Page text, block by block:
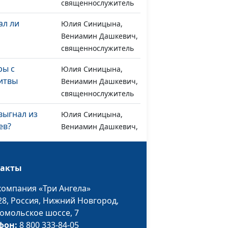
священнослужитель
ли
Юлия Синицына,
Вениамин Дашкевич,
священнослужитель
с
Юлия Синицына,
Вениамин Дашкевич,
священнослужитель
из
Юлия Синицына,
Вениамин Дашкевич,
священнослужитель
от
Юлия Синицына,
Вениамин Дашкевич,
«Три Ангела»
Россия, Нижний Новгород,
шоссе, 7
8 800 333-84-05